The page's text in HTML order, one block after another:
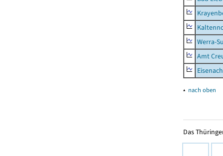
Werra-
Amt
▴ nach oben
Das